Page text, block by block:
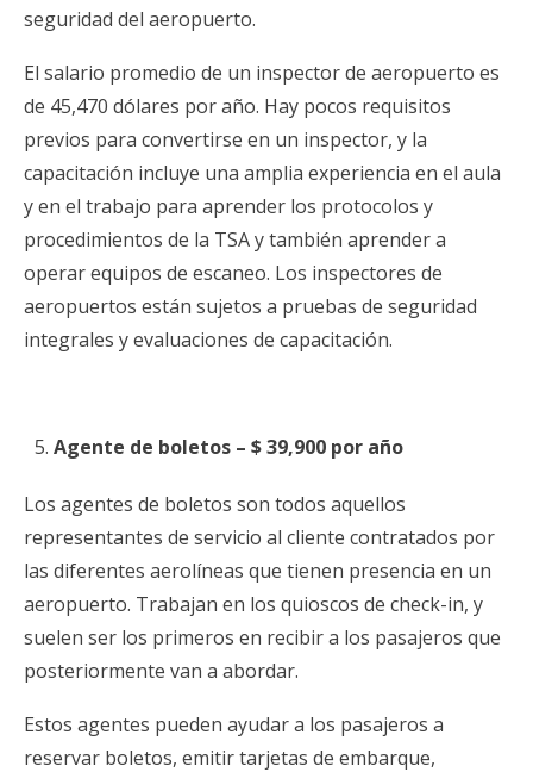
seguridad del aeropuerto.
El salario promedio de un inspector de aeropuerto es
de 45,470 dólares por año. Hay pocos requisitos
previos para convertirse en un inspector, y la
capacitación incluye una amplia experiencia en el aula
y en el trabajo para aprender los protocolos y
procedimientos de la TSA y también aprender a
operar equipos de escaneo. Los inspectores de
aeropuertos están sujetos a pruebas de seguridad
integrales y evaluaciones de capacitación.
Agente de boletos – $ 39,900 por año
Los agentes de boletos son todos aquellos
representantes de servicio al cliente contratados por
las diferentes aerolíneas que tienen presencia en un
aeropuerto. Trabajan en los quioscos de check-in, y
suelen ser los primeros en recibir a los pasajeros que
posteriormente van a abordar.
Estos agentes pueden ayudar a los pasajeros a
reservar boletos, emitir tarjetas de embarque,